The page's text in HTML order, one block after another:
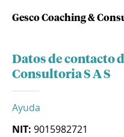
Gesco Coaching &
Datos de contacto
Consultoria S A S
Ayuda
NIT: 9015982721